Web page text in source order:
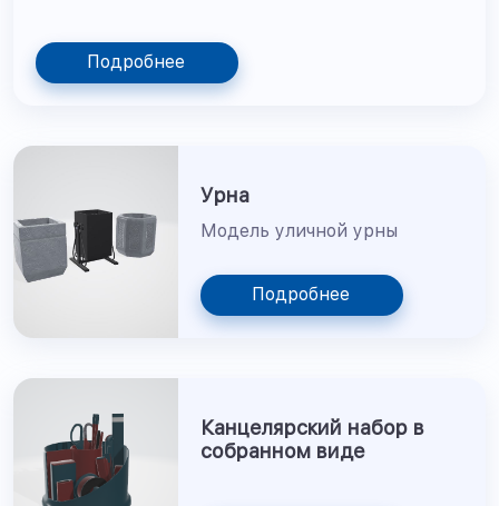
Подробнее
Урна
Модель уличной урны
Подробнее
Канцелярский набор в
собранном виде